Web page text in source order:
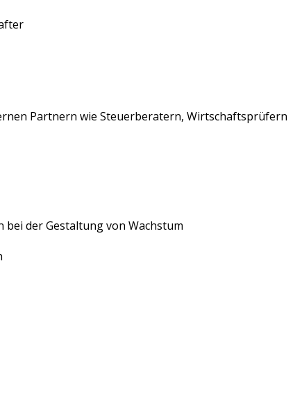
Partnern wie Steuerberatern, Wirtschaftsprüfern
der Gestaltung von Wachstum